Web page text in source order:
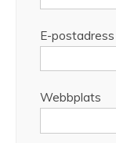
E-postadress
Webbplats